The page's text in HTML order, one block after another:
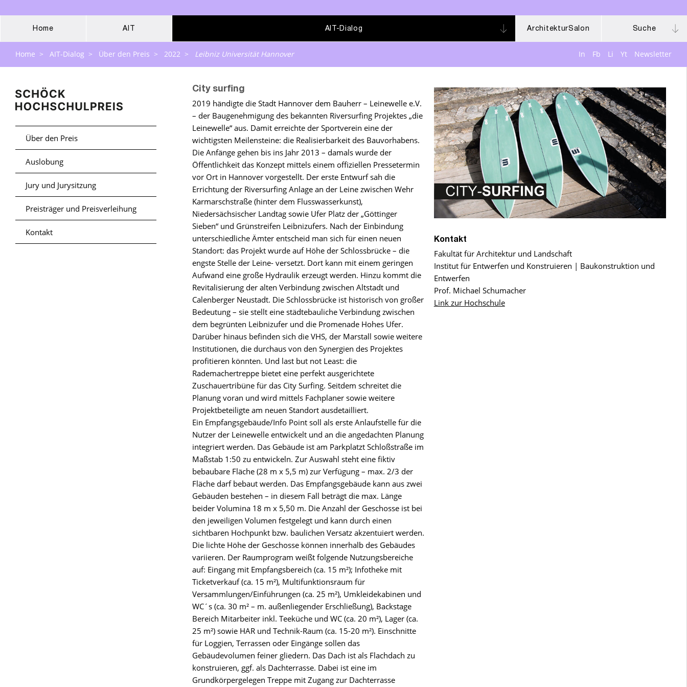
Home AIT AIT-Dialog ArchitekturSalon Suche
Home > AIT-Dialog > Über den Preis > 2022 > Leibniz Universität Hannover In Fb Li Yt Newsletter
Über den Preis
Auslobung
Jury und Jurysitzung
Preisträger und Preisverleihung
Kontakt
City surfing
2019 händigte die Stadt Hannover dem Bauherr – Leinewelle e.V.
– der Baugenehmigung des bekannten Riversurfing Projektes „die
Leinewelle“ aus. Damit erreichte der Sportverein eine der
wichtigsten Meilensteine: die Realisierbarkeit des Bauvorhabens.
Die Anfänge gehen bis ins Jahr 2013 – damals wurde der
Öffentlichkeit das Konzept mittels einem offiziellen Pressetermin
vor Ort in Hannover vorgestellt. Der erste Entwurf sah die
Errichtung der Riversurfing Anlage an der Leine zwischen Wehr
Karmarschstraße (hinter dem Flusswasserkunst),
Niedersächsischer Landtag sowie Ufer Platz der „Göttinger
Sieben“ und Grünstreifen Leibnizufers. Nach der Einbindung
unterschiedliche Ämter entscheid man sich für einen neuen
Standort: das Projekt wurde auf Höhe der Schlossbrücke – die
engste Stelle der Leine- versetzt. Dort kann mit einem geringen
Aufwand eine große Hydraulik erzeugt werden. Hinzu kommt die
Revitalisierung der alten Verbindung zwischen Altstadt und
Calenberger Neustadt. Die Schlossbrücke ist historisch von großer
Bedeutung – sie stellt eine städtebauliche Verbindung zwischen
dem begrünten Leibnizufer und die Promenade Hohes Ufer.
Darüber hinaus befinden sich die VHS, der Marstall sowie weitere
Institutionen, die durchaus von den Synergien des Projektes
profitieren könnten. Und last but not Least: die
Rademachertreppe bietet eine perfekt ausgerichtete
Zuschauertribüne für das City Surfing. Seitdem schreitet die
Planung voran und wird mittels Fachplaner sowie weitere
Projektbeteiligte am neuen Standort ausdetailliert.
Ein Empfangsgebäude/Info Point soll als erste Anlaufstelle für die
Nutzer der Leinewelle entwickelt und an die angedachten Planung
integriert werden. Das Gebäude ist am Parkplatzt Schloßstraße im
Maßstab 1:50 zu entwickeln. Zur Auswahl steht eine fiktiv
bebaubare Fläche (28 m x 5,5 m) zur Verfügung – max. 2/3 der
Fläche darf bebaut werden. Das Empfangsgebäude kann aus zwei
Gebäuden bestehen – in diesem Fall beträgt die max. Länge
beider Volumina 18 m x 5,50 m. Die Anzahl der Geschosse ist bei
den jeweiligen Volumen festgelegt und kann durch einen
sichtbaren Hochpunkt bzw. baulichen Versatz akzentuiert werden.
Die lichte Höhe der Geschosse können innerhalb des Gebäudes
variieren. Der Raumprogram weißt folgende Nutzungsbereiche
auf: Eingang mit Empfangsbereich (ca. 15 m²); Infotheke mit
Ticketverkauf (ca. 15 m²), Multifunktionsraum für
Versammlungen/Einführungen (ca. 25 m²), Umkleidekabinen und
WC´s (ca. 30 m² – m. außenliegender Erschließung), Backstage
Bereich Mitarbeiter inkl. Teeküche und WC (ca. 20 m²), Lager (ca.
25 m²) sowie HAR und Technik-Raum (ca. 15-20 m²). Einschnitte
für Loggien, Terrassen oder Eingänge sollen das
Gebäudevolumen feiner gliedern. Das Dach ist als Flachdach zu
konstruieren, ggf. als Dachterrasse. Dabei ist eine im
Grundkörpergelegen Treppe mit Zugang zur Dachterrasse
Kontakt
Fakultät für Architektur und Landschaft
Institut für Entwerfen und Konstruieren | Baukonstruktion und
Entwerfen
Prof. Michael Schumacher
Link zur Hochschule